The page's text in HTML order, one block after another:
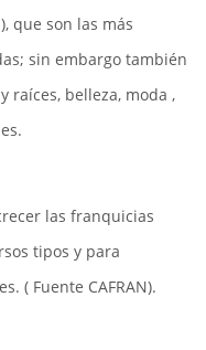
que son las más
sin embargo también
raíces, belleza, moda ,
las franquicias
tipos y para
( Fuente CAFRAN).